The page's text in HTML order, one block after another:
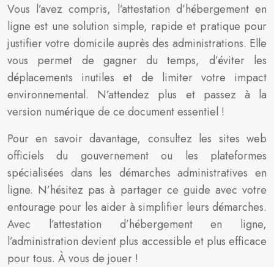
Vous l’avez compris, l’attestation d’hébergement en
ligne est une solution simple, rapide et pratique pour
justifier votre domicile auprès des administrations. Elle
vous permet de gagner du temps, d’éviter les
déplacements inutiles et de limiter votre impact
environnemental. N’attendez plus et passez à la
version numérique de ce document essentiel !
Pour en savoir davantage, consultez les sites web
officiels du gouvernement ou les plateformes
spécialisées dans les démarches administratives en
ligne. N’hésitez pas à partager ce guide avec votre
entourage pour les aider à simplifier leurs démarches.
Avec l’attestation d’hébergement en ligne,
l’administration devient plus accessible et plus efficace
pour tous. À vous de jouer !